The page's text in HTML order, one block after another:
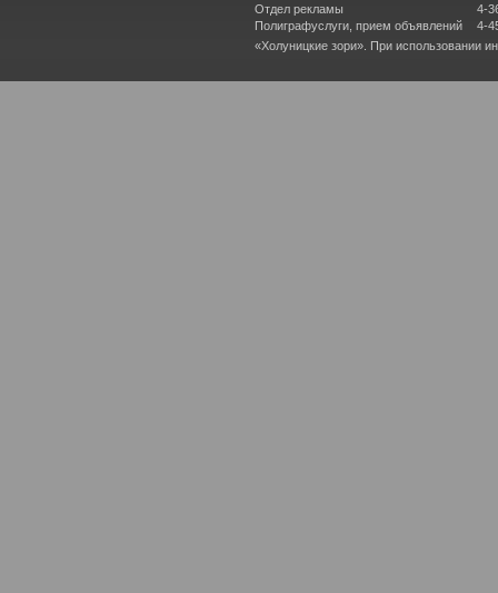
Отдел рекламы
Полиграфуслуги, прием объявлений
4-
4-
«Холуницкие зори». При использовании